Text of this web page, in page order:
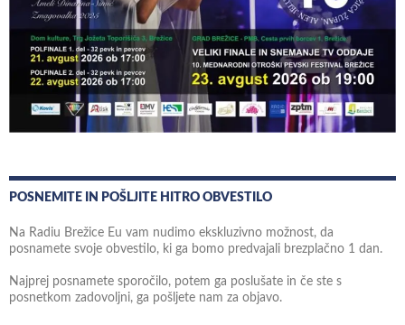
POSNEMITE IN POŠLJITE HITRO OBVESTILO
Na Radiu Brežice Eu vam nudimo ekskluzivno možnost, da
posnamete svoje obvestilo, ki ga bomo predvajali brezplačno 1 dan.
Najprej posnamete sporočilo, potem ga poslušate in če ste s
posnetkom zadovoljni, ga pošljete nam za objavo.